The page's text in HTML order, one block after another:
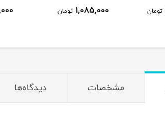
تومان 1,085,000 تومان
مشخصات دیدگاه‌ها